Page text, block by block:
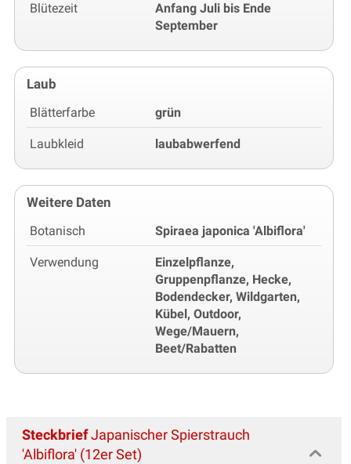
Blütezeit
Anfang Juli bis Ende
September
Laub
Blätterfarbe grün
Laubkleid laubabwerfend
Weitere Daten
Botanisch Spiraea japonica 'Albiflora'
Verwendung
Einzelpflanze,
Gruppenpflanze, Hecke,
Bodendecker, Wildgarten,
Kübel, Outdoor,
Wege/Mauern,
Beet/Rabatten
SteckbriefJapanischer Spierstrauch
'Albiflora' (12er Set)